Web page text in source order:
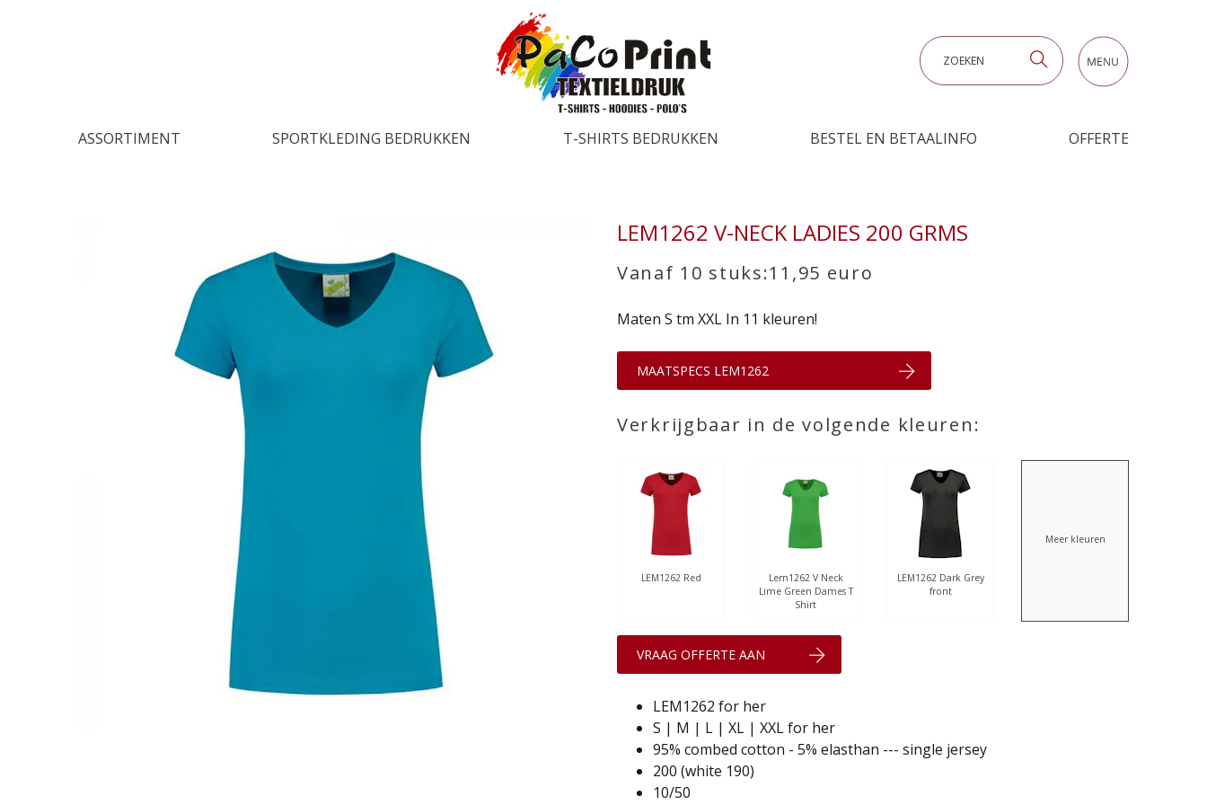
Zoeken
ASSORTIMENT SPORTKLEDING BEDRUKKEN T-SHIRTS BEDRUKKEN BESTEL EN BETAALINFO OFFERTE
LEM1262 V-NECK LADIES 200 GRMS
Vanaf 10 stuks:11,95 euro
Maten S tm XXL In 11 kleuren!
MAATSPECS LEM1262
Verkrijgbaar in de volgende kleuren:
LEM1262 Red
Lem1262 V Neck
Lime Green Dames T
Shirt
LEM1262 Dark Grey
front
Meer kleuren
VRAAG OFFERTE AAN
LEM1262 for her
S | M | L | XL | XXL for her
95% combed cotton - 5% elasthan --- single jersey
200 (white 190)
10/50